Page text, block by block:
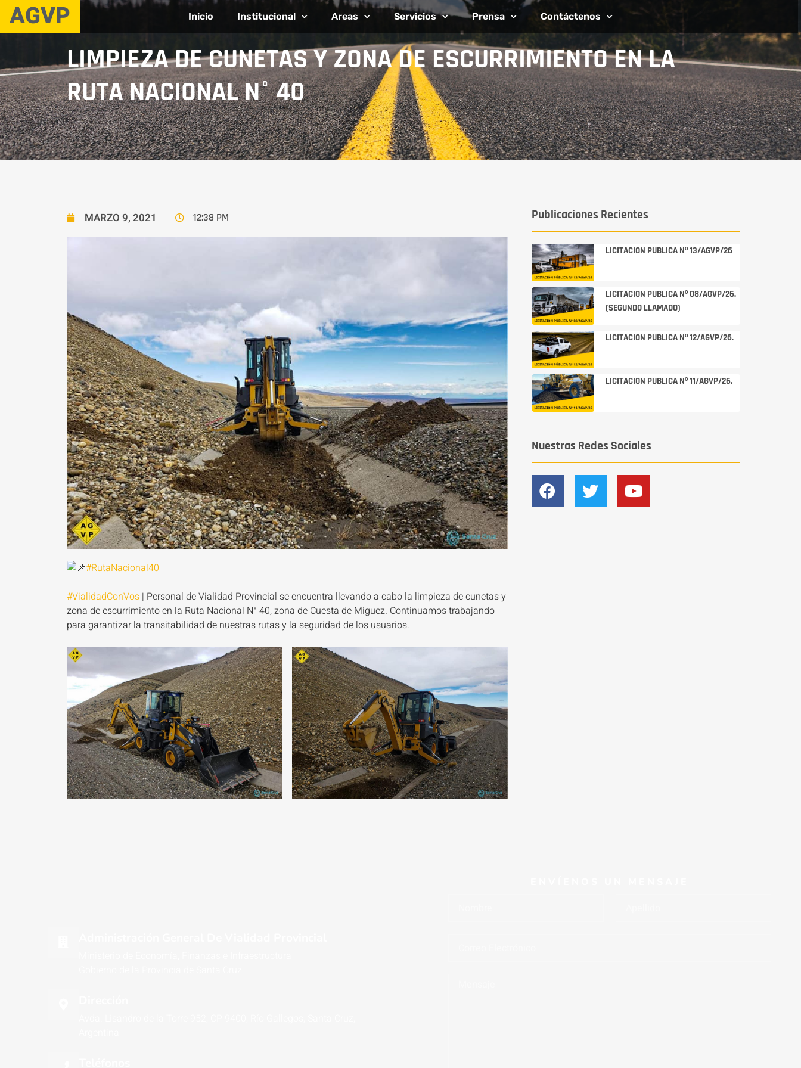
AGVP Inicio Institucional Areas Servicios Prensa Contáctenos
LIMPIEZA DE CUNETAS Y ZONA DE ESCURRIMIENTO EN LA
RUTA NACIONAL N° 40
MARZO 9, 2021 12:38 PM
#RutaNacional40
#VialidadConVos | Personal de Vialidad Provincial se encuentra llevando a cabo la limpieza de cunetas y
zona de escurrimiento en la Ruta Nacional N° 40, zona de Cuesta de Miguez. Continuamos trabajando
para garantizar la transitabilidad de nuestras rutas y la seguridad de los usuarios.
Publicaciones Recientes
LICITACION PUBLICA Nº 13/AGVP/26
LICITACION PUBLICA Nº 08/AGVP/26.
(SEGUNDO LLAMADO)
LICITACION PUBLICA Nº 12/AGVP/26.
LICITACION PUBLICA Nº 11/AGVP/26.
Nuestras Redes Sociales